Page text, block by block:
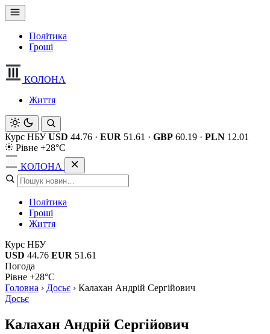
Політика
Гроші
КОЛОНА
Життя
Курс НБУ USD 44.76 · EUR 51.61 · GBP 60.19 · PLN 12.01
Рівне +28°C
КОЛОНА
Політика
Гроші
Життя
Курс НБУ
USD 44.76 EUR 51.61
Погода
Рівне +28°C
Головна › Досьє › Калахан Андрій Сергійович
Досьє
Калахан Андрій Сергійович